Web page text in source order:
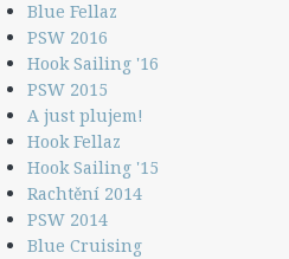
Blue Fellaz
PSW 2016
Hook Sailing '16
PSW 2015
A just plujem!
Hook Fellaz
Hook Sailing '15
Rachtění 2014
PSW 2014
Blue Cruising